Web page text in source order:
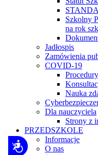
Dostępność
Szkolny
na rok
Jadłospis
Zamówienia
COVID-19
Procedury
Nauka
Dla nauczyciela
Strony z
PRZEDSZKOLE
Informacje
O nas